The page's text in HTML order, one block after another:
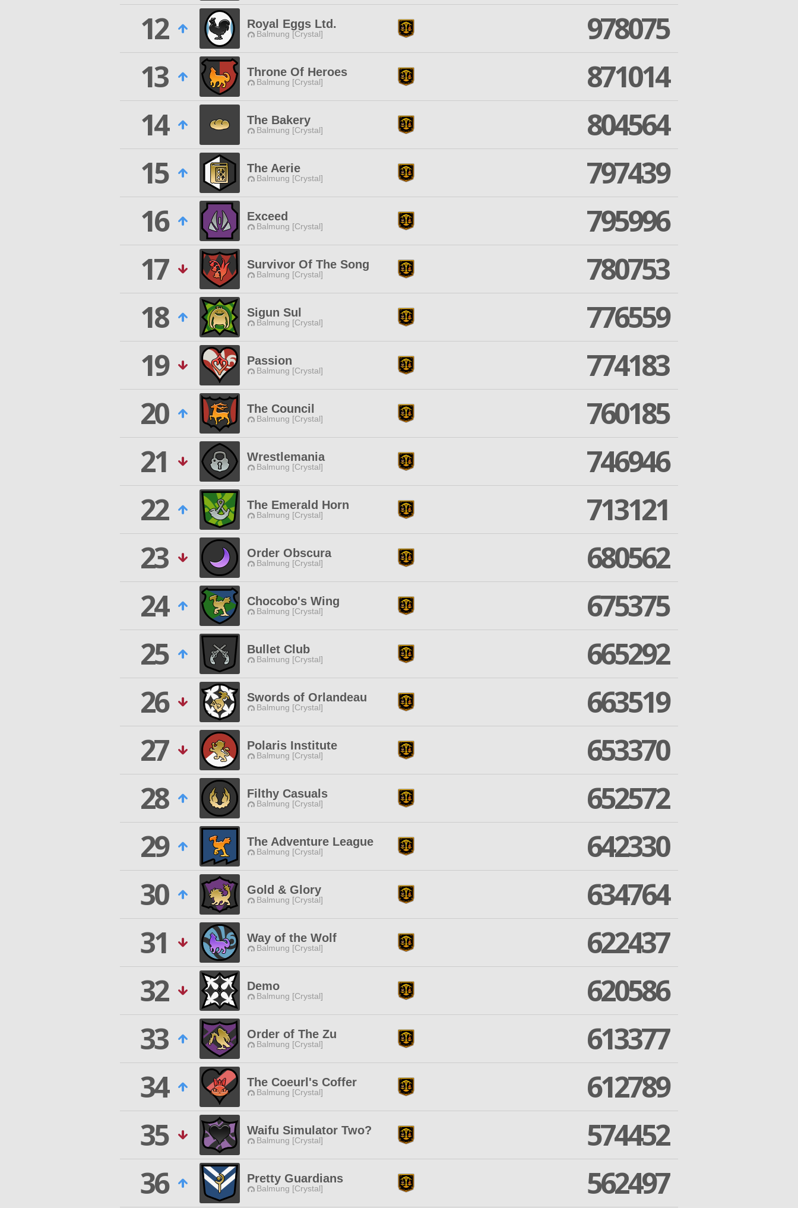
12
Royal Eggs Ltd.
Balmung [Crystal]
978075
13
Throne Of Heroes
Balmung [Crystal]
871014
14
The Bakery
Balmung [Crystal]
804564
15
The Aerie
Balmung [Crystal]
797439
16
Exceed
Balmung [Crystal]
795996
17
Survivor Of The Song
Balmung [Crystal]
780753
18
Sigun Sul
Balmung [Crystal]
776559
19
Passion
Balmung [Crystal]
774183
20
The Council
Balmung [Crystal]
760185
21
Wrestlemania
Balmung [Crystal]
746946
22
The Emerald Horn
Balmung [Crystal]
713121
23
Order Obscura
Balmung [Crystal]
680562
24
Chocobo's Wing
Balmung [Crystal]
675375
25
Bullet Club
Balmung [Crystal]
665292
26
Swords of Orlandeau
Balmung [Crystal]
663519
27
Polaris Institute
Balmung [Crystal]
653370
28
Filthy Casuals
Balmung [Crystal]
652572
29
The Adventure League
Balmung [Crystal]
642330
30
Gold & Glory
Balmung [Crystal]
634764
31
Way of the Wolf
Balmung [Crystal]
622437
32
Demo
Balmung [Crystal]
620586
33
Order of The Zu
Balmung [Crystal]
613377
34
The Coeurl's Coffer
Balmung [Crystal]
612789
35
Waifu Simulator Two?
Balmung [Crystal]
574452
36
Pretty Guardians
Balmung [Crystal] 562497